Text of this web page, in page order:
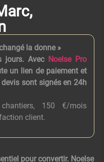
la donne »
jours. Avec Noelse Pro
un lien de paiement et
sont signés en 24h
150 €/mois
client.
pour convertir. Noelse